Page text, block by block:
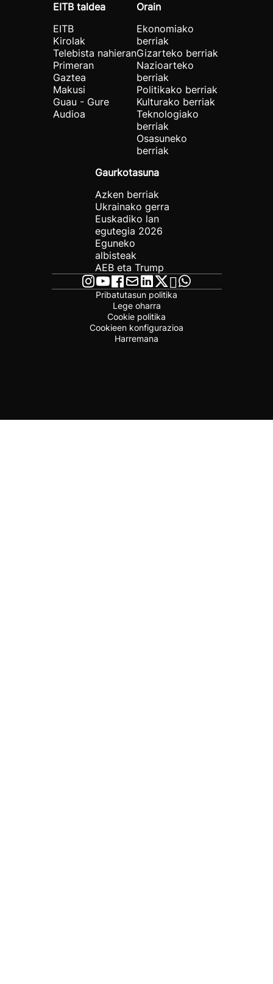
EITB taldea
EITB
Kirolak
Telebista nahieran
Primeran
Gaztea
Makusi
Guau - Gure
Audioa
Orain
Ekonomiako
berriak
Gizarteko berriak
Nazioarteko
berriak
Politikako berriak
Kulturako berriak
Teknologiako
berriak
Osasuneko
berriak
Gaurkotasuna
Azken berriak
Ukrainako gerra
Euskadiko lan
egutegia 2026
Eguneko
albisteak
AEB eta Trump
Pribatutasun politika
Lege oharra
Cookie politika
Cookieen konfigurazioa
Harremana